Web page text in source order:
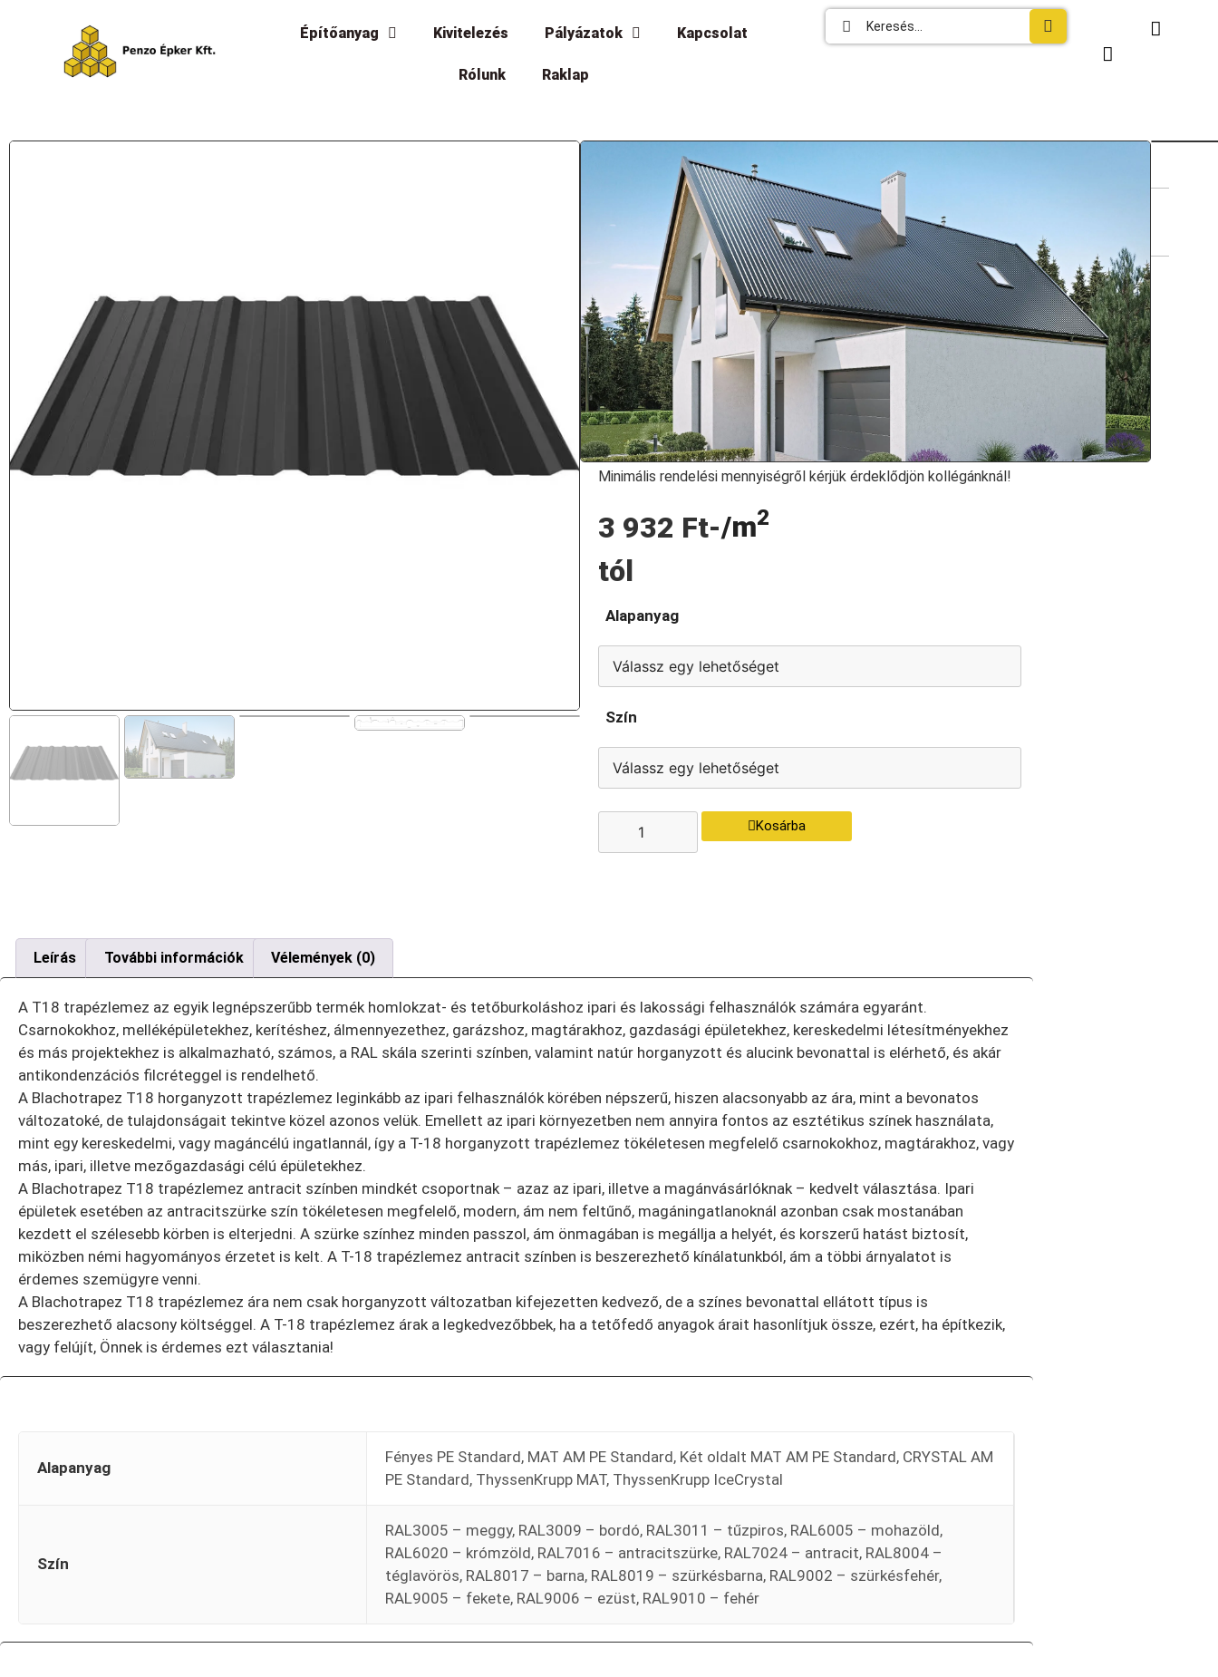
Építőanyag Kivitelezés Pályázatok Kapcsolat
Rólunk Raklap
T18Plus Trapézlemez
Országos kiszállítás!
Gyártó: Blachotrapez
Gyártás: Baia Mare (RO)
Felhasználás: tető/fal profil
Maximális tábla méret: 12000mm
Minta magasság: 16,5mm
Teljes szélesség: 1173mm
Fedőszélesség: 1127mm
Az ár 1m2-re vonatkozik!
A színek nem felárasak!
Minimális rendelési mennyiségről kérjük érdeklődjön kollégánknál!
3 932 Ft-
tól
/m2
Alapanyag
Szín
Kosárba
Leírás További információk Vélemények (0)
A T18 trapézlemez az egyik legnépszerűbb termék homlokzat- és tetőburkoláshoz ipari és lakossági felhasználók számára egyaránt.
Csarnokokhoz, melléképületekhez, kerítéshez, álmennyezethez, garázshoz, magtárakhoz, gazdasági épületekhez, kereskedelmi létesítményekhez
és más projektekhez is alkalmazható, számos, a RAL skála szerinti színben, valamint natúr horganyzott és alucink bevonattal is elérhető, és akár
antikondenzációs filcréteggel is rendelhető.
A Blachotrapez T18 horganyzott trapézlemez leginkább az ipari felhasználók körében népszerű, hiszen alacsonyabb az ára, mint a bevonatos
változatoké, de tulajdonságait tekintve közel azonos velük. Emellett az ipari környezetben nem annyira fontos az esztétikus színek használata,
mint egy kereskedelmi, vagy magáncélú ingatlannál, így a T-18 horganyzott trapézlemez tökéletesen megfelelő csarnokokhoz, magtárakhoz, vagy
más, ipari, illetve mezőgazdasági célú épületekhez.
A Blachotrapez T18 trapézlemez antracit színben mindkét csoportnak – azaz az ipari, illetve a magánvásárlóknak – kedvelt választása. Ipari
épületek esetében az antracitszürke szín tökéletesen megfelelő, modern, ám nem feltűnő, magáningatlanoknál azonban csak mostanában
kezdett el szélesebb körben is elterjedni. A szürke színhez minden passzol, ám önmagában is megállja a helyét, és korszerű hatást biztosít,
miközben némi hagyományos érzetet is kelt. A T-18 trapézlemez antracit színben is beszerezhető kínálatunkból, ám a többi árnyalatot is
érdemes szemügyre venni.
A Blachotrapez T18 trapézlemez ára nem csak horganyzott változatban kifejezetten kedvező, de a színes bevonattal ellátott típus is
beszerezhető alacsony költséggel. A T-18 trapézlemez árak a legkedvezőbbek, ha a tetőfedő anyagok árait hasonlítjuk össze, ezért, ha építkezik,
vagy felújít, Önnek is érdemes ezt választania!
Alapanyag
Fényes PE Standard, MAT AM PE Standard, Két oldalt MAT AM PE Standard, CRYSTAL AM
PE Standard, ThyssenKrupp MAT, ThyssenKrupp IceCrystal
Szín
RAL3005 – meggy, RAL3009 – bordó, RAL3011 – tűzpiros, RAL6005 – mohazöld,
RAL6020 – krómzöld, RAL7016 – antracitszürke, RAL7024 – antracit, RAL8004 –
téglavörös, RAL8017 – barna, RAL8019 – szürkésbarna, RAL9002 – szürkésfehér,
RAL9005 – fekete, RAL9006 – ezüst, RAL9010 – fehér